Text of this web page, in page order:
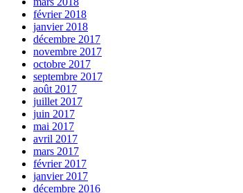
février 2018
janvier 2018
décembre 2017
novembre 2017
octobre 2017
septembre 2017
août 2017
juillet 2017
juin 2017
mai 2017
avril 2017
mars 2017
février 2017
janvier 2017
décembre 2016